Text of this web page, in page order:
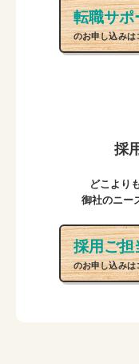
転職サポ
のお申し込みは
採
どこより
御社のニー
採用ご
のお申し込みは